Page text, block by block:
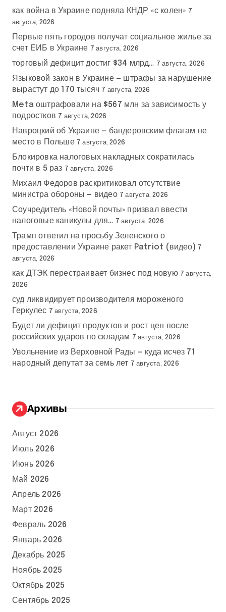
как война в Украине подняла КНДР «с колен» 7
августа, 2026
Первые пять городов получат социальное жилье за
счет ЕИБ в Украине 7 августа, 2026
торговый дефицит достиг $34 млрд… 7 августа, 2026
Языковой закон в Украине — штрафы за нарушение
вырастут до 170 тысяч 7 августа, 2026
Meta оштрафовали на $567 млн за зависимость у
подростков 7 августа, 2026
Навроцкий об Украине — бандеровским флагам не
место в Польше 7 августа, 2026
Блокировка налоговых накладных сократилась
почти в 5 раз 7 августа, 2026
Михаил Федоров раскритиковал отсутствие
министра обороны — видео 7 августа, 2026
Соучредитель «Новой почты» призвал ввести
налоговые каникулы для… 7 августа, 2026
Трамп ответил на просьбу Зеленского о
предоставлении Украине ракет Patriot (видео) 7
августа, 2026
как ДТЭК перестраивает бизнес под новую 7 августа,
2026
суд ликвидирует производителя мороженого
Геркулес 7 августа, 2026
Будет ли дефицит продуктов и рост цен после
российских ударов по складам 7 августа, 2026
Увольнение из Верховной Рады — куда исчез 71
народный депутат за семь лет 7 августа, 2026
Архивы
Август 2026
Июль 2026
Июнь 2026
Май 2026
Апрель 2026
Март 2026
Февраль 2026
Январь 2026
Декабрь 2025
Ноябрь 2025
Октябрь 2025
Сентябрь 2025